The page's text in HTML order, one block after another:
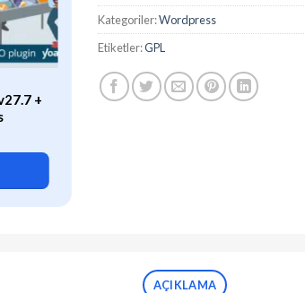
+
ÖZEL
WP Rocket (v3.21.2) Caching
Kategoriler:Wordpress
Etiketler:GPL
AÇIKLAMA